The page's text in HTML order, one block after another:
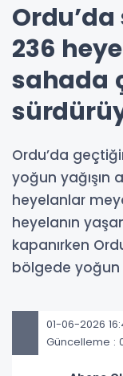
236
sahada
Ordu’da
yoğun yağışın
heyelanlar
heyelanın
kapanırken
bölgede yoğun
01-06-2026
Güncelleme :